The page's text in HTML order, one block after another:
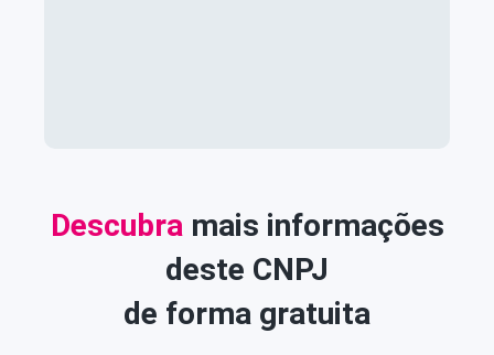
Descubra mais informações
deste CNPJ
de forma gratuita